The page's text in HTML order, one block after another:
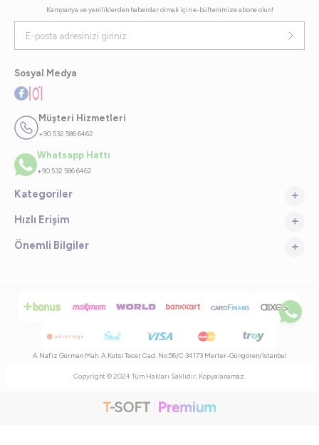
Kampanya ve yeniliklerden haberdar olmak için e-bültenimize abone olun!
Sosyal Medya
Müşteri Hizmetleri
+90 532 586 6462
Whatsapp Hattı
+90 532 586 6462
Kategoriler
Hızlı Erişim
Önemli Bilgiler
A.Nafiz Gürman Mah. A.Kutsi Tecer Cad. No:56/C 34173 Merter-Güngören/İstanbul
Copyright © 2024 Tüm Hakları Saklıdır, Kopyalanamaz.